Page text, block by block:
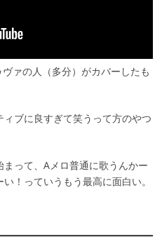
ァの人（多分）がカバーしたも
ブに良すぎて笑うって方のやつ
って、Aメロ普通に歌うんかー
！っていうもう最高に面白い。